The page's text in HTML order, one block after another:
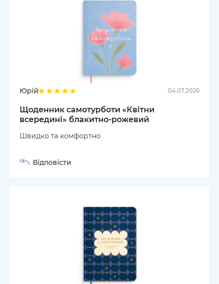
Юрій 04.07.2026
Щоденник самотурботи «Квітни
всередині» блакитно-рожевий
Швидко та комфортно
Відповісти